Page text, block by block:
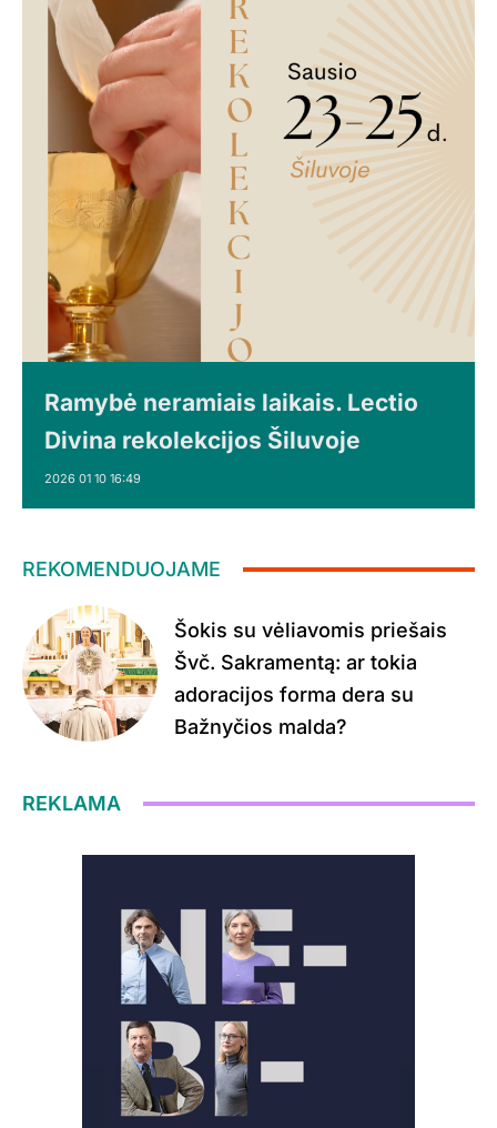
Ramybė neramiais laikais. Lectio
Divina rekolekcijos Šiluvoje
2026 01 10 16:49
REKOMENDUOJAME
Šokis su vėliavomis priešais
Švč. Sakramentą: ar tokia
adoracijos forma dera su
Bažnyčios malda?
REKLAMA